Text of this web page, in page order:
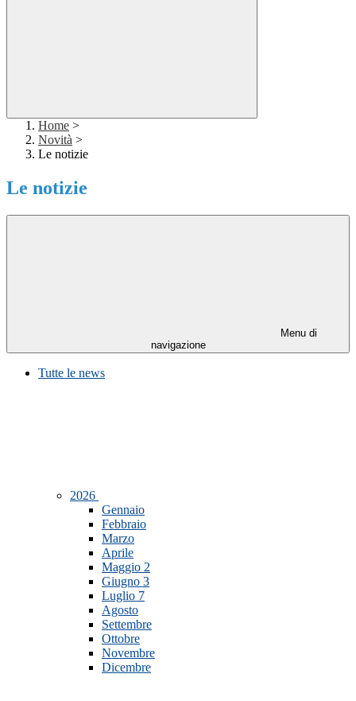
Home >
Novità >
Le notizie
Le notizie
Menu di
navigazione
Tutte le news
2026
Gennaio
Febbraio
Marzo
Aprile
Maggio 2
Giugno 3
Luglio 7
Agosto
Settembre
Ottobre
Novembre
Dicembre